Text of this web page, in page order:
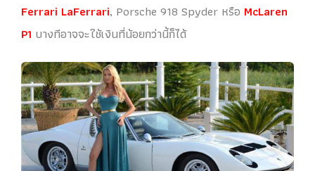
Ferrari LaFerrari, Porsche 918 Spyder หรือ McLaren
P1 บางทีอาจจะใช้เงินที่น้อยกว่านี้ก็ได้